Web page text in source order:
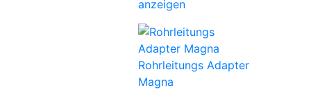
anzeigen
Rohrleitungs Adapter
Magna